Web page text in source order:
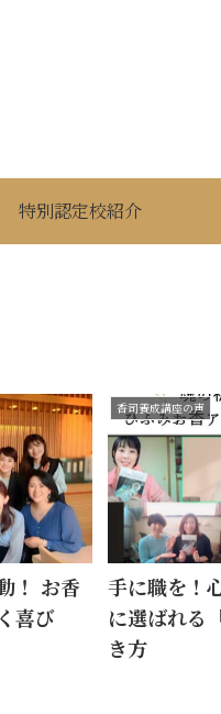
特別認定校紹介
！ お香
喜び
香司養成講座の声
手に職を！心
に選ばれる
き方